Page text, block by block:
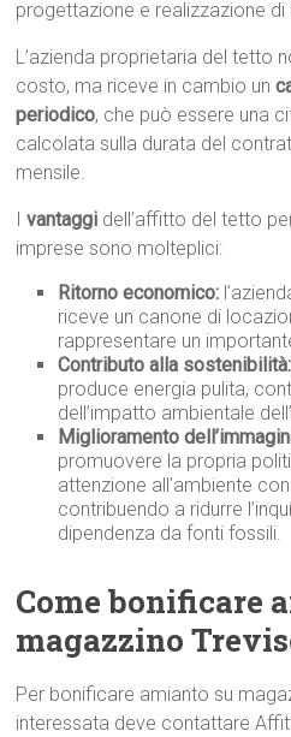
progettazione e realizzazione
L’azienda proprietaria del tetto
costo, ma riceve in cambio un
periodico, che può essere una
calcolata sulla durata del
mensile.
Ivantaggi dell’affitto del tetto
imprese sono molteplici:
Ritorno economico:
riceve un canone di
rappresentare un
Contributo alla sostenibilità:
produce energia pulita,
dell’impatto ambientale
Miglioramento
promuovere la propria
attenzione all’ambiente
contribuendo a ridurre
dipendenza da fonti fossili.
Come bonificare
magazzino
Per bonificare amianto su
interessata deve contattare